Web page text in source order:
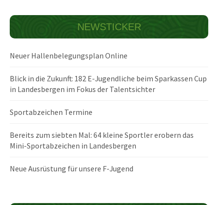
NEWSTICKER
Neuer Hallenbelegungsplan Online
Blick in die Zukunft: 182 E-Jugendliche beim Sparkassen Cup
in Landesbergen im Fokus der Talentsichter
Sportabzeichen Termine
Bereits zum siebten Mal: 64 kleine Sportler erobern das
Mini-Sportabzeichen in Landesbergen
Neue Ausrüstung für unsere F-Jugend